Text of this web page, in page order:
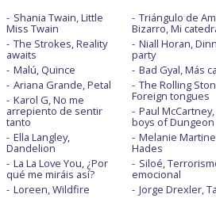
Shania Twain, Little
Miss Twain
The Strokes, Reality
awaits
Malú, Quince
Ariana Grande, Petal
Karol G, No me
arrepiento de sentir
tanto
Ella Langley,
Dandelion
La La Love You, ¿Por
qué me miráis así?
Loreen, Wildfire
Triángulo de
Bizarro, Mi
Niall Horan,
party
Bad Gyal, Más
The Rolling
Foreign tongues
Paul
boys of Dungeon
Melanie
Hades
Siloé,
emocional
Jorge Drexler,